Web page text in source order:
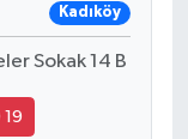
Kadıköy
Sokak 14 B
19